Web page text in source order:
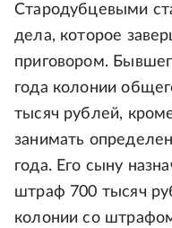
Стародубцевыми
дела, которое
приговором.
года колонии
тысяч рублей,
занимать
года. Его сыну
штраф 700 тысяч
колонии со